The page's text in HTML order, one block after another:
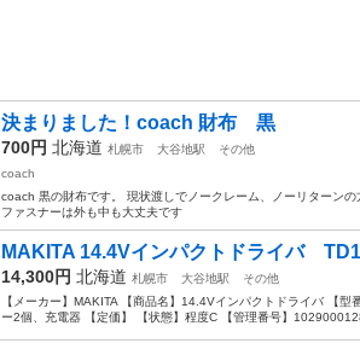
決まりました！coach 財布 黒
700円 北海道 札幌市 大谷地駅
その他
coach
coach 黒の財布です。 現状渡しでノークレーム、ノーリターン
ファスナーは外も中も大丈夫です
MAKITA 14.4Vインパクトドライバ
14,300円 北海道 札幌市 大谷地駅
その他
【メーカー】MAKITA 【商品名】14.4Vインパクトドライバ 【
ー2個、充電器 【定価】 【状態】程度C 【管理番号】